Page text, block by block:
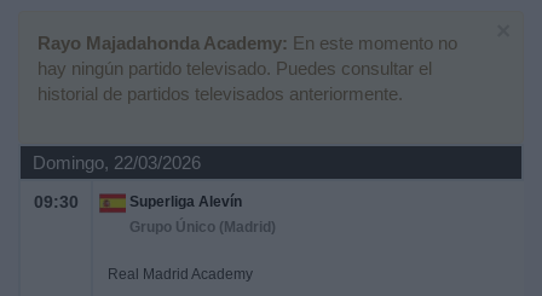
Rayo Majadahonda Academy: En este momento no
hay ningún partido televisado. Puedes consultar el
historial de partidos televisados anteriormente.
Domingo, 22/03/2026
09:30
Superliga Alevín
Grupo Único (Madrid)
Real Madrid Academy